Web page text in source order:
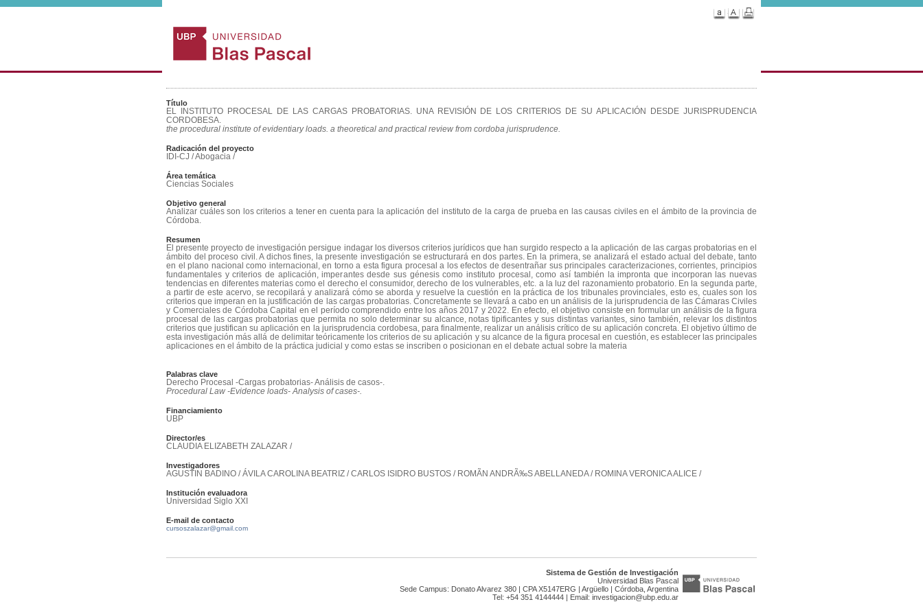
Título
EL INSTITUTO PROCESAL DE LAS CARGAS PROBATORIAS. UNA REVISIÓN DE LOS CRITERIOS DE SU APLICACIÓN DESDE JURISPRUDENCIA
CORDOBESA.
the procedural institute of evidentiary loads. a theoretical and practical review from cordoba jurisprudence.
Radicación del proyecto
IDI-CJ / Abogacia /
Área temática
Ciencias Sociales
Objetivo general
Analizar cuáles son los criterios a tener en cuenta para la aplicación del instituto de la carga de prueba en las causas civiles en el ámbito de la provincia de
Córdoba.
Resumen
El presente proyecto de investigación persigue indagar los diversos criterios jurídicos que han surgido respecto a la aplicación de las cargas probatorias en el
ámbito del proceso civil. A dichos fines, la presente investigación se estructurará en dos partes. En la primera, se analizará el estado actual del debate, tanto
en el plano nacional como internacional, en torno a esta figura procesal a los efectos de desentrañar sus principales caracterizaciones, corrientes, principios
fundamentales y criterios de aplicación, imperantes desde sus génesis como instituto procesal, como así también la impronta que incorporan las nuevas
tendencias en diferentes materias como el derecho el consumidor, derecho de los vulnerables, etc. a la luz del razonamiento probatorio. En la segunda parte,
a partir de este acervo, se recopilará y analizará cómo se aborda y resuelve la cuestión en la práctica de los tribunales provinciales, esto es, cuales son los
criterios que imperan en la justificación de las cargas probatorias. Concretamente se llevará a cabo en un análisis de la jurisprudencia de las Cámaras Civiles
y Comerciales de Córdoba Capital en el período comprendido entre los años 2017 y 2022. En efecto, el objetivo consiste en formular un análisis de la figura
procesal de las cargas probatorias que permita no solo determinar su alcance, notas tipificantes y sus distintas variantes, sino también, relevar los distintos
criterios que justifican su aplicación en la jurisprudencia cordobesa, para finalmente, realizar un análisis crítico de su aplicación concreta. El objetivo último de
esta investigación más allá de delimitar teóricamente los criterios de su aplicación y su alcance de la figura procesal en cuestión, es establecer las principales
aplicaciones en el ámbito de la práctica judicial y como estas se inscriben o posicionan en el debate actual sobre la materia
Palabras clave
Derecho Procesal -Cargas probatorias- Análisis de casos-.
Procedural Law -Evidence loads- Analysis of cases-.
Financiamiento
UBP
Director/es
CLAUDIA ELIZABETH ZALAZAR /
Investigadores
AGUSTIN BADINO / ÁVILA CAROLINA BEATRIZ / CARLOS ISIDRO BUSTOS / ROMÃN ANDRÃ‰S ABELLANEDA / ROMINA VERONICA ALICE /
Institución evaluadora
Universidad Siglo XXI
E-mail de contacto
cursoszalazar@gmail.com
Sistema de Gestión de Investigación
Universidad Blas Pascal
Sede Campus: Donato Alvarez 380 | CPA X5147ERG | Argüello | Córdoba, Argentina
Tel: +54 351 4144444 | Email: investigacion@ubp.edu.ar